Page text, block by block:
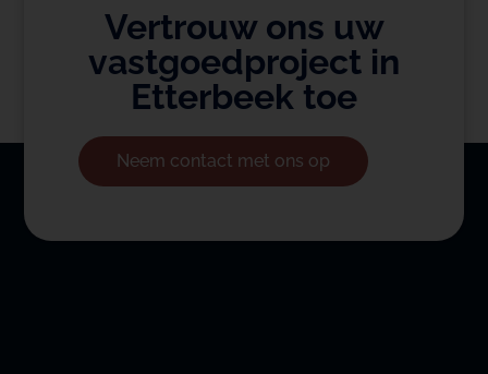
Vertrouw ons uw
vastgoedproject in
Etterbeek toe
Neem contact met ons op